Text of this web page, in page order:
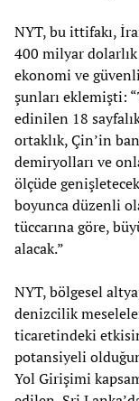
NYT, bu ittifakı,
400 milyar dolarlık
ekonomi ve
şunları eklemişti:
edinilen 18
ortaklık, Çin’in
demiryolları ve
ölçüde
boyunca düzenli
tüccarına göre,
alacak.”
NYT, bölgesel
denizcilik
ticaretindeki
potansiyeli
Yol Girişimi